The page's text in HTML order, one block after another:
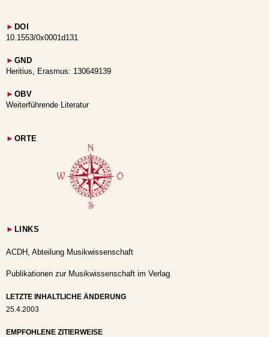
► DOI
10.1553/0x0001d131
► GND
Heritius, Erasmus: 130649139
► OBV
Weiterführende Literatur
► ORTE
► LINKS
ACDH, Abteilung Musikwissenschaft
Publikationen zur Musikwissenschaft im Verlag
LETZTE INHALTLICHE ÄNDERUNG
25.4.2003
EMPFOHLENE ZITIERWEISE